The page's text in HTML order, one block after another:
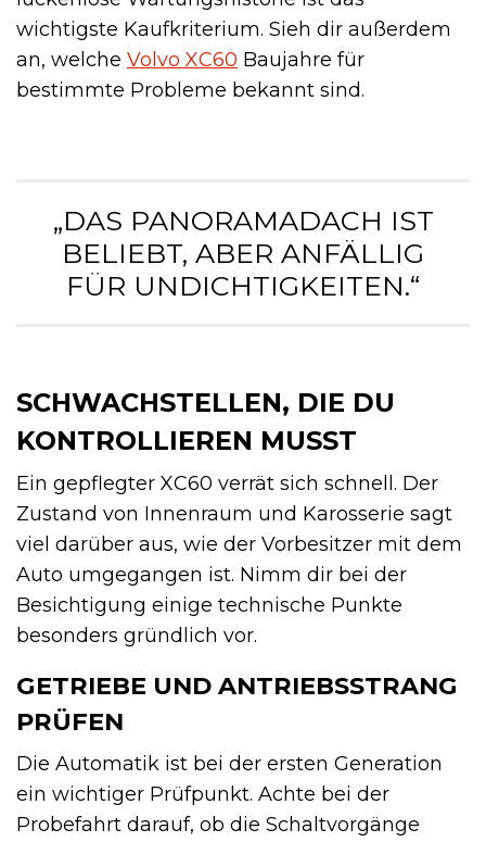
wichtigste Kaufkriterium. Sieh dir außerdem
an, welche Volvo XC60 Baujahre für
bestimmte Probleme bekannt sind.
„DAS PANORAMADACH IST
BELIEBT, ABER ANFÄLLIG
FÜR UNDICHTIGKEITEN.“
SCHWACHSTELLEN, DIE DU
KONTROLLIEREN MUSST
Ein gepflegter XC60 verrät sich schnell. Der
Zustand von Innenraum und Karosserie sagt
viel darüber aus, wie der Vorbesitzer mit dem
Auto umgegangen ist. Nimm dir bei der
Besichtigung einige technische Punkte
besonders gründlich vor.
GETRIEBE UND ANTRIEBSSTRANG
PRÜFEN
Die Automatik ist bei der ersten Generation
ein wichtiger Prüfpunkt. Achte bei der
Probefahrt darauf, ob die Schaltvorgänge